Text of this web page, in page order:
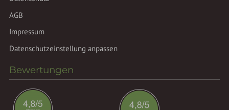
AGB
Impressum
Datenschutzeinstellung anpassen
Bewertungen